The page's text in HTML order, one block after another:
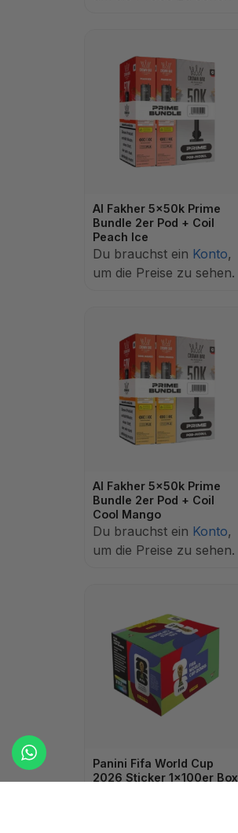
Al Fakher 5x50k Prime
Bundle 2er Pod + Coil
Peach Ice
Du brauchst ein Konto,
um die Preise zu sehen.
Al Fakher 5x50k Prime
Bundle 2er Pod + Coil
Cool Mango
Du brauchst ein Konto,
um die Preise zu sehen.
Panini Fifa World Cup
2026 Sticker 1x100er Box